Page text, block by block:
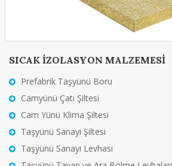
SICAK İZOLASYON MALZEMESİ
Prefabrik Taşyünü Boru
Camyünü Çatı Şiltesi
Cam Yünü Klima Şiltesi
Taşyünü Sanayi Şiltesi
Taşyünü Sanayi Levhası